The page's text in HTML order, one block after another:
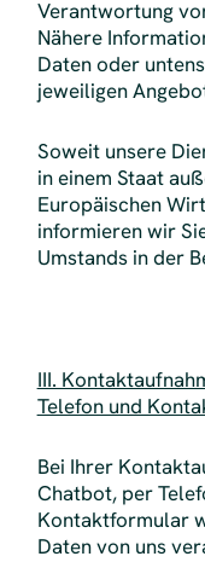
Verantwortung
Nähere
Daten oder
jeweiligen
Soweit unsere
in einem Staat
Europäischen
informieren wir
Umstands in der
III.
Telefon und
Bei Ihrer
Chatbot, per
Kontaktformular
Daten von uns